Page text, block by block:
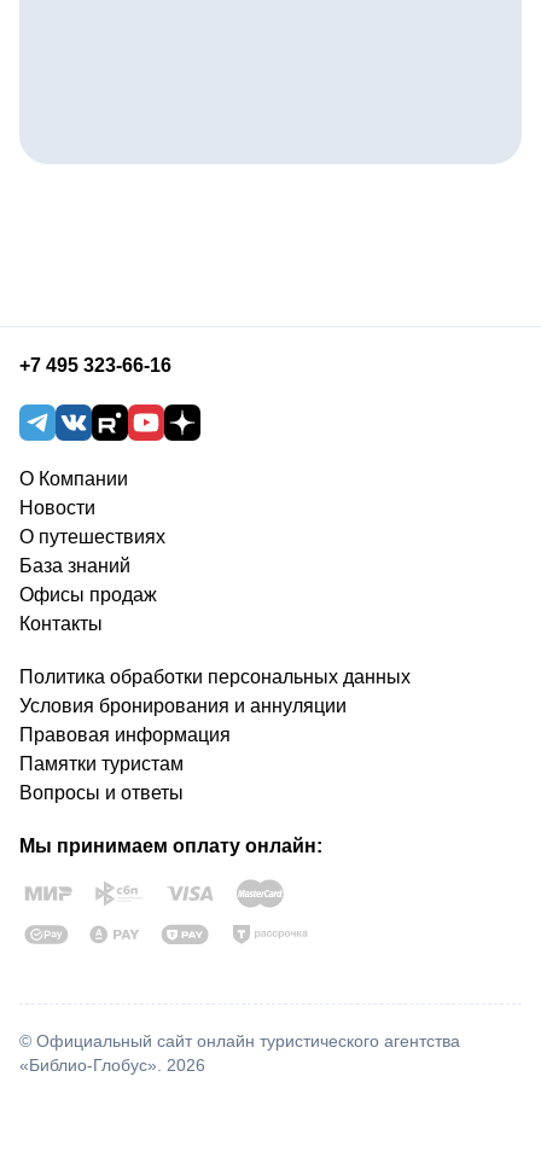
+7 495 323-66-16
О Компании
Новости
О путешествиях
База знаний
Офисы продаж
Контакты
Политика обработки персональных данных
Условия бронирования и аннуляции
Правовая информация
Памятки туристам
Вопросы и ответы
Мы принимаем оплату онлайн:
© Официальный сайт онлайн туристического агентства
«Библио-Глобус». 2026